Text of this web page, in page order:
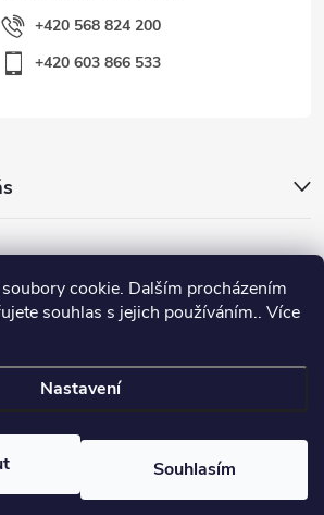
cookie. Dalším procházením
souhlas s jejich používáním.. Více
Nastavení
Souhlasím
+420 568 824 200
+420 603 866 533
Warp-Sport.com. Všechna práva vyhrazena.